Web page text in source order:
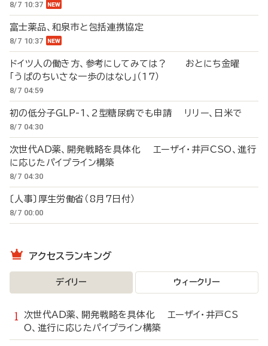
8/7 10:37
富士薬品、和泉市と包括連携協定
8/7 10:37
ドイツ人の働き方、参考にしてみては？ おとにち金曜
「うぱのちいさな一歩のはなし」（17）
8/7 04:59
初の低分子GLP-1、2型糖尿病でも申請 リリー、日米で
8/7 04:30
次世代AD薬、開発戦略を具体化 エーザイ・井戸CSO、進行
に応じたパイプライン構築
8/7 04:30
〔人事〕厚生労働省（8月7日付）
8/7 00:00
アクセスランキング
デイリー ウィークリー
次世代AD薬、開発戦略を具体化 エーザイ・井戸CS
O、進行に応じたパイプライン構築